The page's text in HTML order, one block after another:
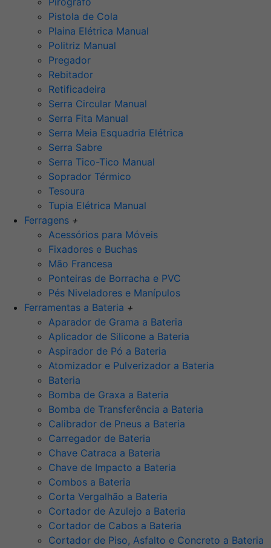
Pistola de Cola
Plaina Elétrica Manual
Politriz Manual
Pregador
Rebitador
Retificadeira
Serra Circular Manual
Serra Fita Manual
Serra Meia Esquadria Elétrica
Serra Sabre
Serra Tico-Tico Manual
Soprador Térmico
Tesoura
Tupia Elétrica Manual
Ferragens +
Acessórios para Móveis
Fixadores e Buchas
Mão Francesa
Ponteiras de Borracha e PVC
Pés Niveladores e Manípulos
Ferramentas a Bateria +
Aparador de Grama a Bateria
Aplicador de Silicone a Bateria
Aspirador de Pó a Bateria
Atomizador e Pulverizador a Bateria
Bateria
Bomba de Graxa a Bateria
Bomba de Transferência a Bateria
Calibrador de Pneus a Bateria
Carregador de Bateria
Chave Catraca a Bateria
Chave de Impacto a Bateria
Combos a Bateria
Corta Vergalhão a Bateria
Cortador de Azulejo a Bateria
Cortador de Cabos a Bateria
Cortador de Piso, Asfalto e Concreto a Bateria